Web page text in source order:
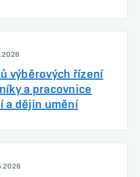
výběrových řízení
a pracovnice
a dějin umění